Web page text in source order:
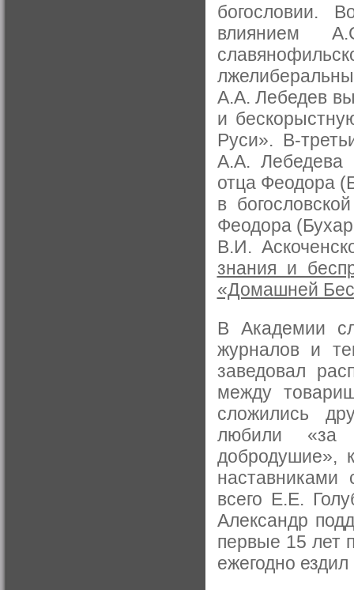
богословии.
влиянием
А.А. Лебедев
и
Руси». В-
А.А. Лебедева
отца Феодора
в
Феодора
В.И.
знания и
«Домашней
В Академии
журналов и
заведовал
между
сложились
любили «за
добродушие»,
всего Е.Е.
Александр
первые 15 лет
ежегодно